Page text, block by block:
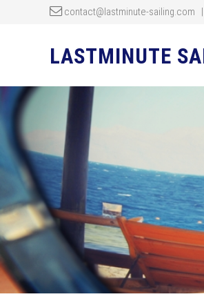
contact@lastminute-sailing.com |
LASTMINUTE